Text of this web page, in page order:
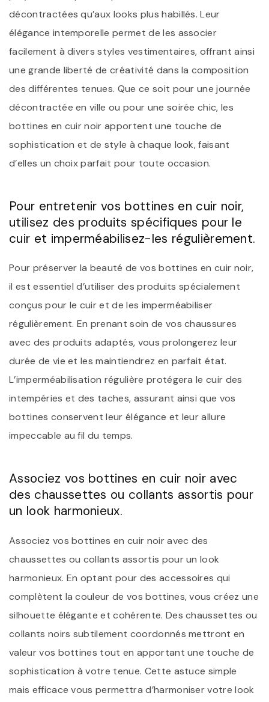
décontractées qu’aux looks plus habillés. Leur
élégance intemporelle permet de les associer
facilement à divers styles vestimentaires, offrant ainsi
une grande liberté de créativité dans la composition
des différentes tenues. Que ce soit pour une journée
décontractée en ville ou pour une soirée chic, les
bottines en cuir noir apportent une touche de
sophistication et de style à chaque look, faisant
d’elles un choix parfait pour toute occasion.
Pour entretenir vos bottines en cuir noir,
utilisez des produits spécifiques pour le
cuir et imperméabilisez-les régulièrement.
Pour préserver la beauté de vos bottines en cuir noir,
il est essentiel d’utiliser des produits spécialement
conçus pour le cuir et de les imperméabiliser
régulièrement. En prenant soin de vos chaussures
avec des produits adaptés, vous prolongerez leur
durée de vie et les maintiendrez en parfait état.
L’imperméabilisation régulière protégera le cuir des
intempéries et des taches, assurant ainsi que vos
bottines conservent leur élégance et leur allure
impeccable au fil du temps.
Associez vos bottines en cuir noir avec
des chaussettes ou collants assortis pour
un look harmonieux.
Associez vos bottines en cuir noir avec des
chaussettes ou collants assortis pour un look
harmonieux. En optant pour des accessoires qui
complètent la couleur de vos bottines, vous créez une
silhouette élégante et cohérente. Des chaussettes ou
collants noirs subtilement coordonnés mettront en
valeur vos bottines tout en apportant une touche de
sophistication à votre tenue. Cette astuce simple
mais efficace vous permettra d’harmoniser votre look